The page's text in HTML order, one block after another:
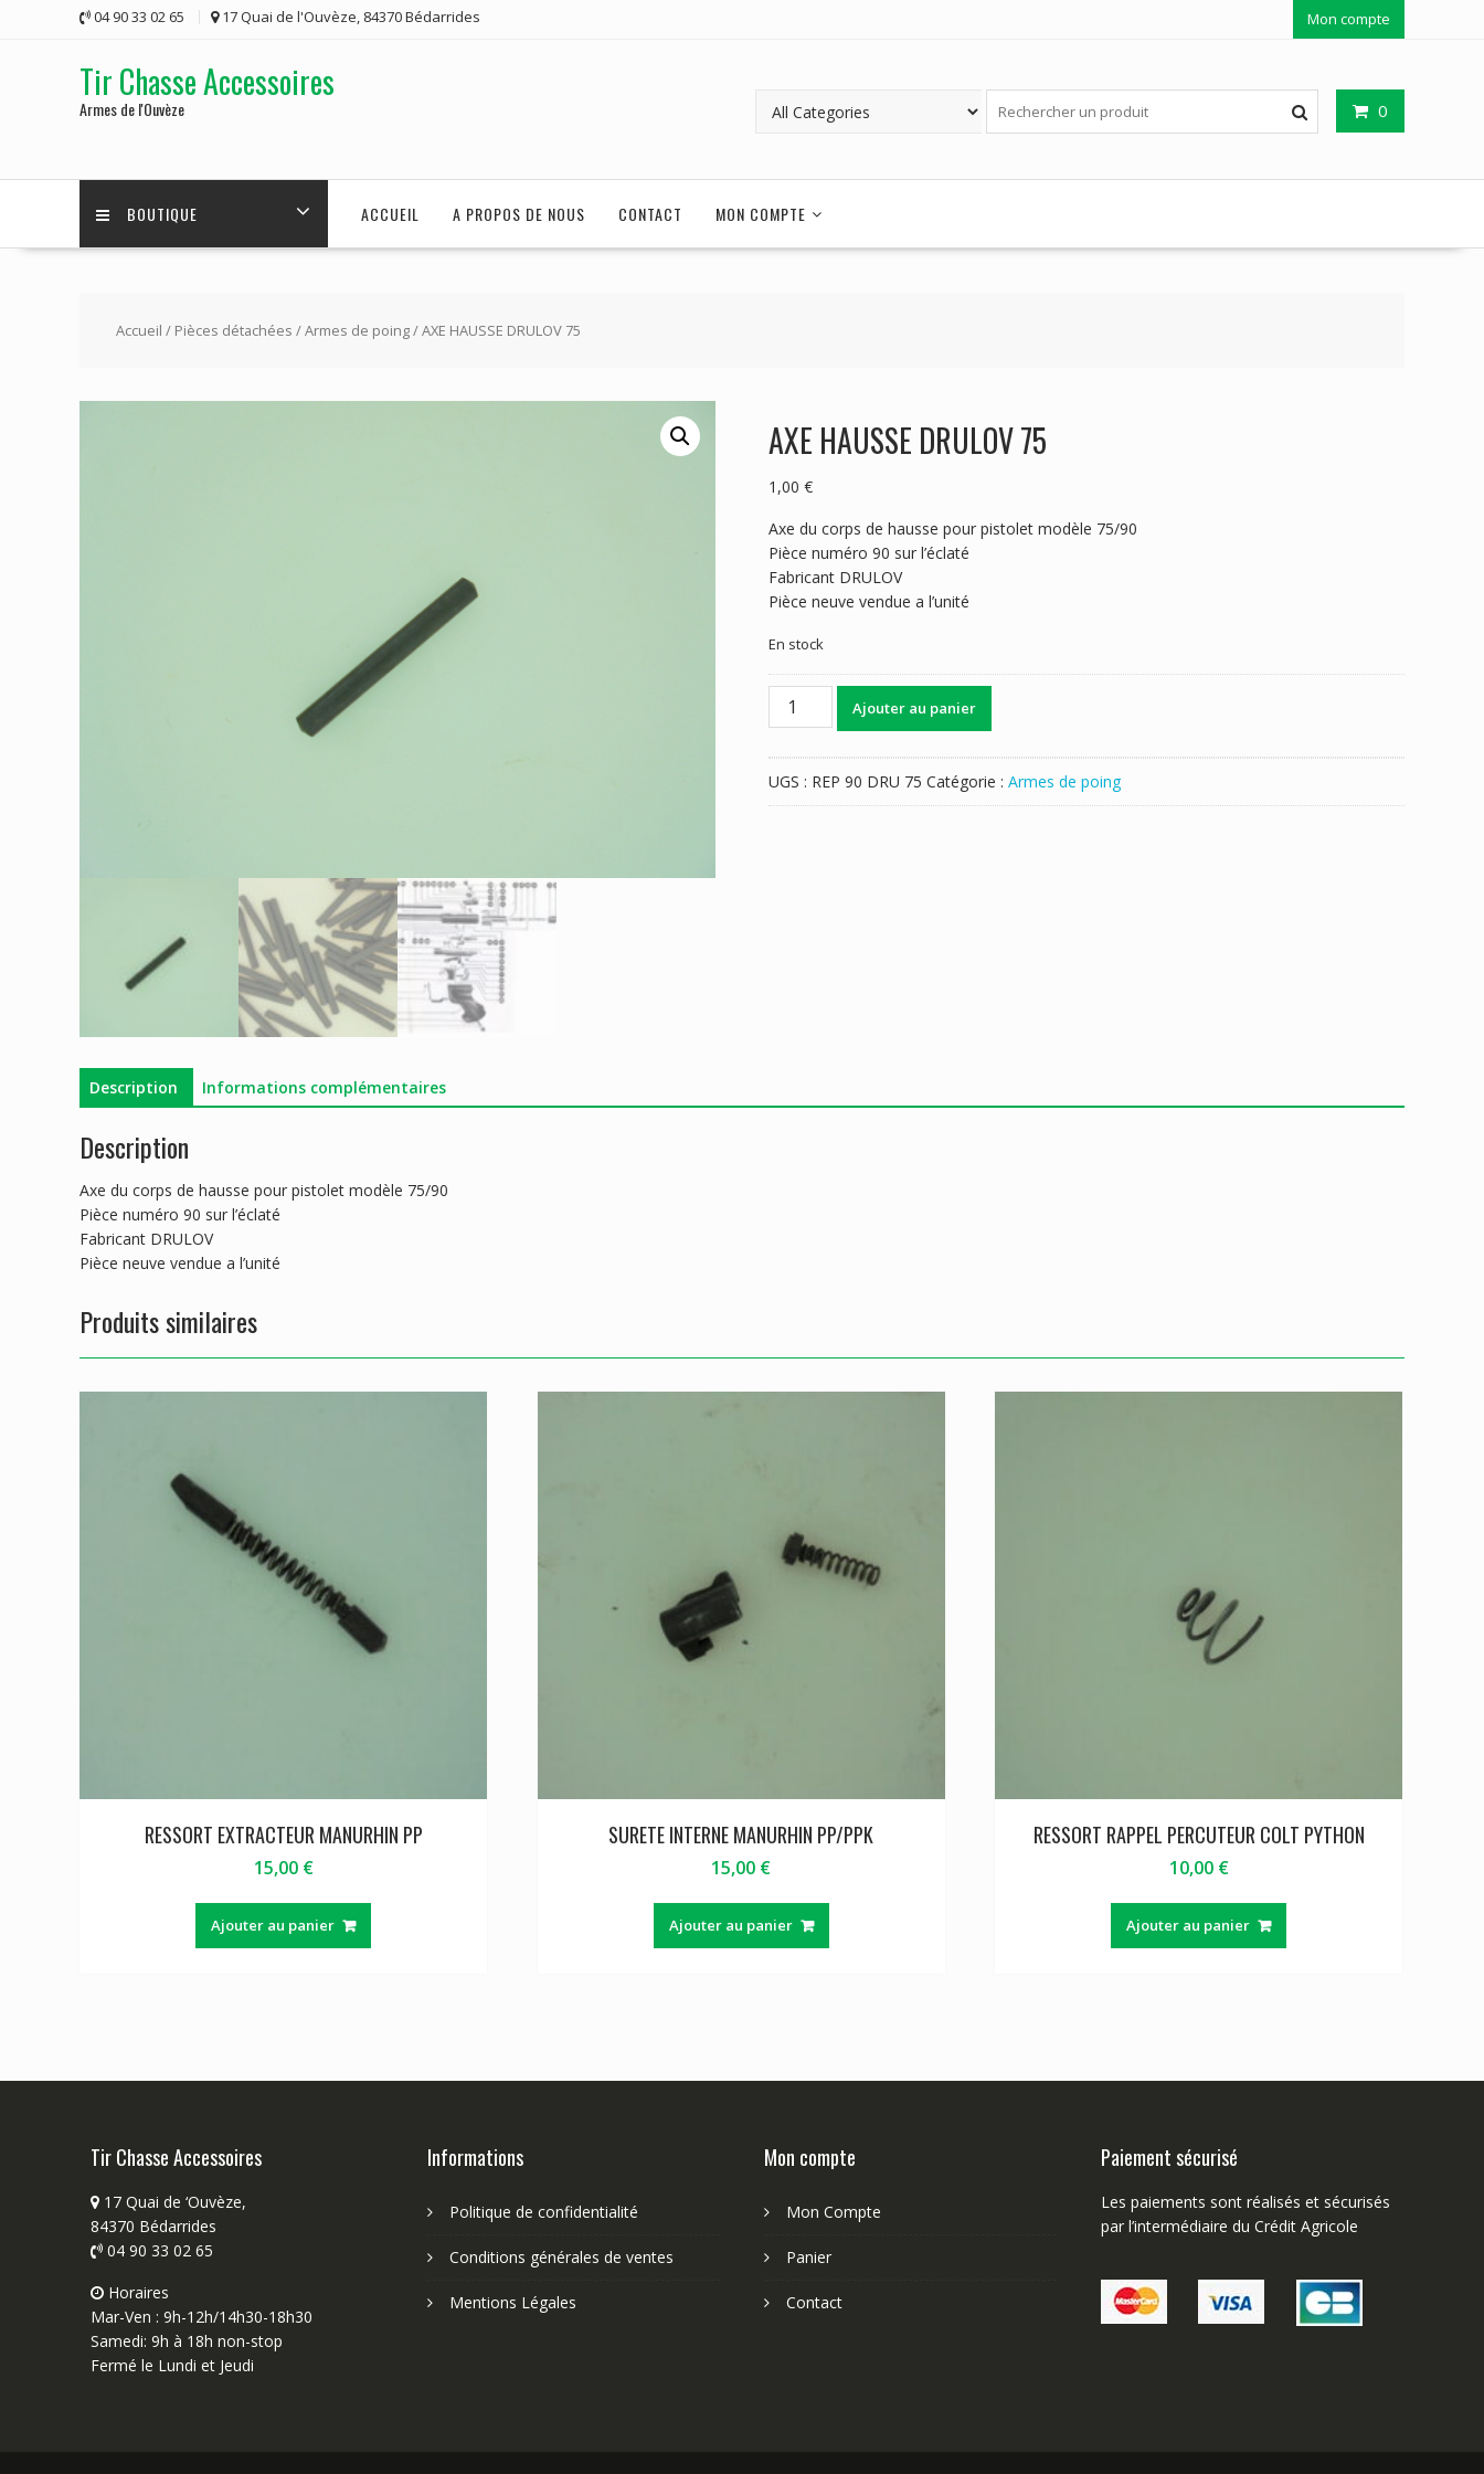
04 90 33 02 65 17 Quai de l'Ouvèze, 84370 Bédarrides Mon compte
Tir Chasse Accessoires
Armes de l'Ouvèze 0
BOUTIQUE ACCUEIL A PROPOS DE NOUS CONTACT MON COMPTE
Accueil / Pièces détachées /Armes de poing/ AXE HAUSSE DRULOV 75
AXE HAUSSE DRULOV 75
1,00 €
Axe du corps de hausse pour pistolet modèle 75/90
Pièce numéro 90 sur l’éclaté
Fabricant DRULOV
Pièce neuve vendue a l’unité
En stock
quantité
DRULOV
Ajouter au panier
UGS : REP 90 DRU 75 Catégorie : Armes de poing
Description Informations complémentaires
Description
Axe du corps de hausse pour pistolet modèle 75/90
Pièce numéro 90 sur l’éclaté
Fabricant DRULOV
Pièce neuve vendue a l’unité
Produits similaires
RESSORT EXTRACTEUR MANURHIN PP
15,00 €
Ajouter au panier
SURETE INTERNE MANURHIN PP/PPK
15,00 €
Ajouter au panier
RESSORT RAPPEL PERCUTEUR COLT PYTHON
10,00 €
Ajouter au panier
Tir Chasse Accessoires
17 Quai de ‘Ouvèze,
84370 Bédarrides
04 90 33 02 65
Horaires
Mar-Ven : 9h-12h/14h30-18h30
Samedi: 9h à 18h non-stop
Fermé le Lundi et Jeudi
Informations
Politique de confidentialité
Conditions générales de ventes
Mentions Légales
Mon compte
Mon Compte
Panier
Contact
Paiement sécurisé
Les paiements sont réalisés et sécurisés
par l’intermédiaire du Crédit Agricole